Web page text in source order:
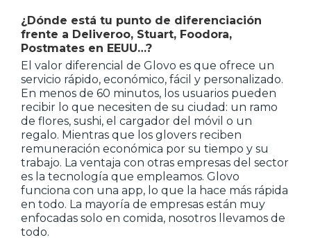
¿Dónde está tu punto de diferenciación
frente a Deliveroo, Stuart, Foodora,
Postmates en EEUU…?
El valor diferencial de Glovo es que ofrece un
servicio rápido, económico, fácil y personalizado.
En menos de 60 minutos, los usuarios pueden
recibir lo que necesiten de su ciudad: un ramo
de flores, sushi, el cargador del móvil o un
regalo. Mientras que los glovers reciben
remuneración económica por su tiempo y su
trabajo. La ventaja con otras empresas del sector
es la tecnología que empleamos. Glovo
funciona con una app, lo que la hace más rápida
en todo. La mayoría de empresas están muy
enfocadas solo en comida, nosotros llevamos de
todo.